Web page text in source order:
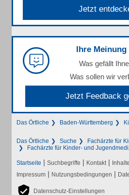
Jetzt
Ihre Meinung
Was gefällt
Was sollen wir
Jetzt Feedback
Das Örtliche Baden-Württemberg
Das Örtliche Suche
Fachärzte für
Fachärzte für Kinder- und
Startseite | Suchbegriffe | Kontakt |
Impressum | Nutzungsbedingungen |
Datenschutz-Einstellungen